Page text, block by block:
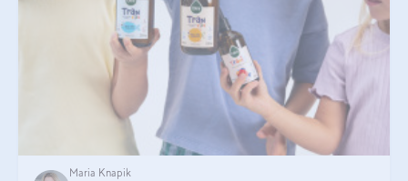
Maria Knapik